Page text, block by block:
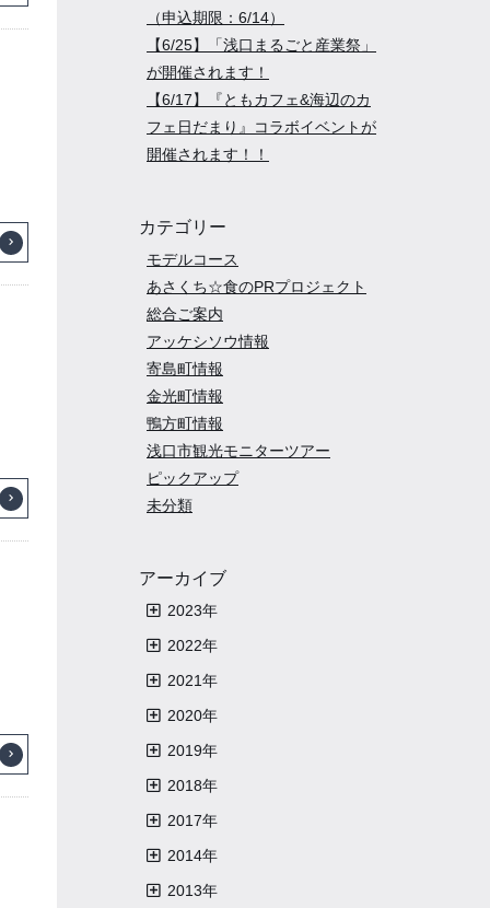
（申込期限：6/14）
【6/25】「浅口まるごと産業祭」
が開催されます！
【6/17】『ともカフェ&海辺のカ
フェ日だまり』コラボイベントが
開催されます！！
カテゴリー
モデルコース
あさくち☆食のPRプロジェクト
総合ご案内
アッケシソウ情報
寄島町情報
金光町情報
鴨方町情報
浅口市観光モニターツアー
ピックアップ
未分類
アーカイブ
2023年
2023年6月
2023年5月
2023年4月
2023年3月
2023年2月
2023年1月
2022年
2022年12月
2022年11月
2022年10月
2022年9月
2022年8月
2022年7月
2022年6月
2021年
2021年12月
2021年11月
2021年10月
2021年9月
2021年8月
2021年7月
2020年
2020年12月
2020年11月
2020年10月
2020年9月
2020年8月
2019年
2019年12月
2019年11月
2019年10月
2019年9月
2018年
2018年11月
2018年10月
2018年8月
2017年
2017年12月
2017年11月
2014年
2014年12月
2013年